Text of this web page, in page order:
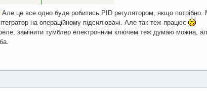
Але це все одно буде робитись PID регулятором, якщо потрібно.
на операційному підсилювачі. Але так теж працює
замінити тумблер електронним ключем теж думаю можна,